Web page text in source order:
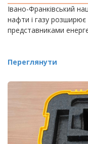
Івано-Франківський
нафти і газу
представниками
Переглянути